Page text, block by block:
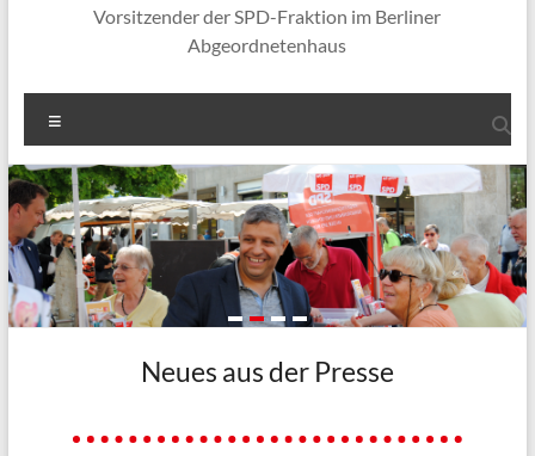
Vorsitzender der SPD-Fraktion im Berliner
Abgeordnetenhaus
Neues aus der Presse